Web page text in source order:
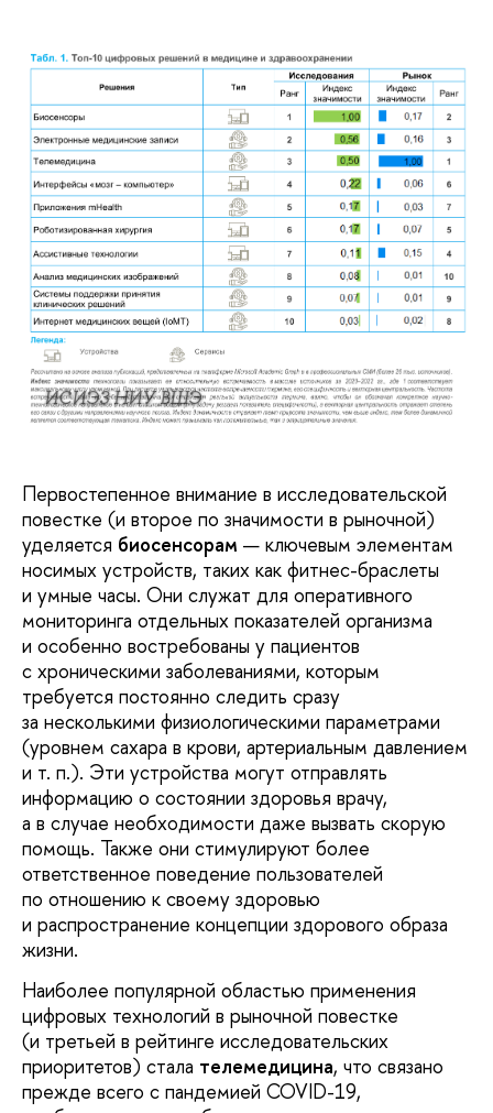
ИСИЭЗ НИУ ВШЭ
Первостепенное внимание в исследовательской
повестке (и второе по значимости в рыночной)
уделяется биосенсорам — ключевым элементам
носимых устройств, таких как фитнес-браслеты
и умные часы. Они служат для оперативного
мониторинга отдельных показателей организма
и особенно востребованы у пациентов
с хроническими заболеваниями, которым
требуется постоянно следить сразу
за несколькими физиологическими параметрами
(уровнем сахара в крови, артериальным давлением
и т. п.). Эти устройства могут отправлять
информацию о состоянии здоровья врачу,
а в случае необходимости даже вызвать скорую
помощь. Также они стимулируют более
ответственное поведение пользователей
по отношению к своему здоровью
и распространение концепции здорового образа
жизни.
Наиболее популярной областью применения
цифровых технологий в рыночной повестке
(и третьей в рейтинге исследовательских
приоритетов) стала телемедицина, что связано
прежде всего с пандемией COVID-19,